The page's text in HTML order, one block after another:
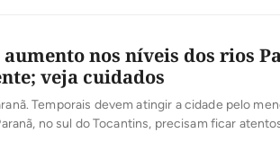
nos níveis dos rios
veja cuidados
Temporais devem atingir a cidade pelo
no sul do Tocantins, precisam ficar